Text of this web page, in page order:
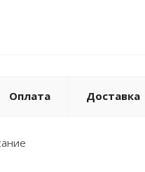
Оплата Доставка